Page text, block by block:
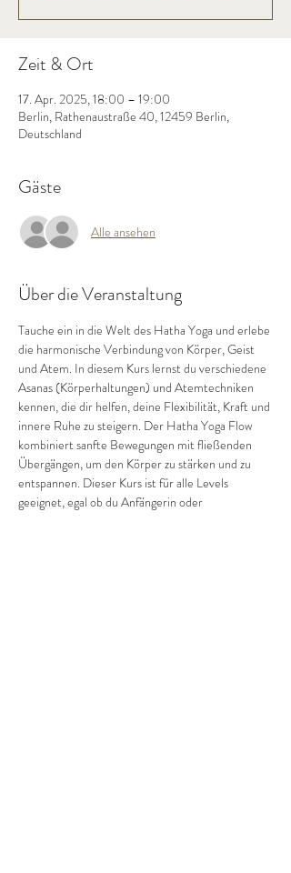
Zeit & Ort
17. Apr. 2025, 18:00 – 19:00
Berlin, Rathenaustraße 40, 12459 Berlin,
Deutschland
Gäste
Alle ansehen
Über die Veranstaltung
Tauche ein in die Welt des Hatha Yoga und erlebe
die harmonische Verbindung von Körper, Geist
und Atem. In diesem Kurs lernst du verschiedene
Asanas (Körperhaltungen) und Atemtechniken
kennen, die dir helfen, deine Flexibilität, Kraft und
innere Ruhe zu steigern. Der Hatha Yoga Flow
kombiniert sanfte Bewegungen mit fließenden
Übergängen, um den Körper zu stärken und zu
entspannen. Dieser Kurs ist für alle Levels
geeignet, egal ob du Anfängerin oder